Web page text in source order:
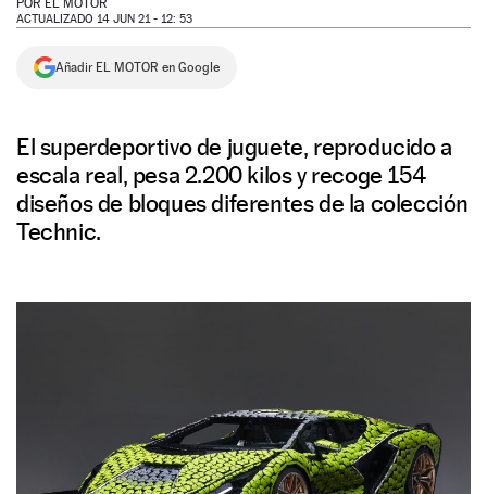
NEWSLETTER
POR EL MOTOR
ACTUALIZADO 14 JUN 21 - 12: 53
Añadir EL MOTOR en Google
El superdeportivo de juguete, reproducido a
escala real, pesa 2.200 kilos y recoge 154
diseños de bloques diferentes de la colección
Technic.